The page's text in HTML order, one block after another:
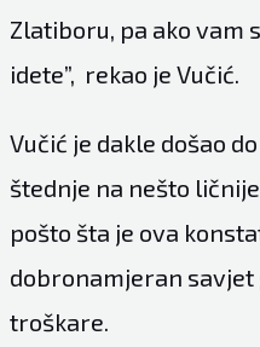
Zlatiboru, pa ako vam
idete”, rekao je Vučić.
Vučić je dakle došao
štednje na nešto
pošto šta je ova
dobronamjeran savjet
troškare.